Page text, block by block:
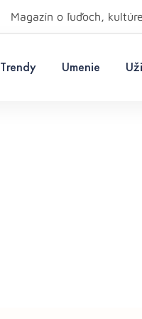
Magazín o ľuďoch,
Trendy Umenie